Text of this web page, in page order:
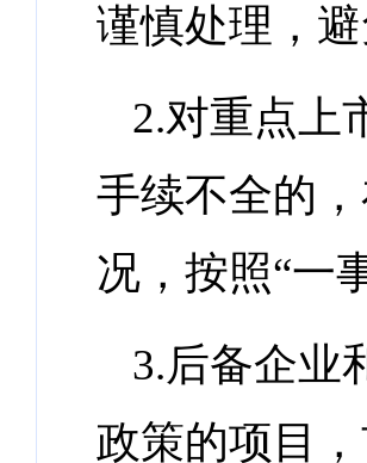
谨慎处理，
2.对重点上
手续不全的
况，按照“一
3.后备企业
政策的项目